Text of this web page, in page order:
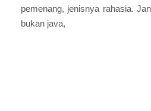
pemenang, jenisnya rahasia.
bukan java,